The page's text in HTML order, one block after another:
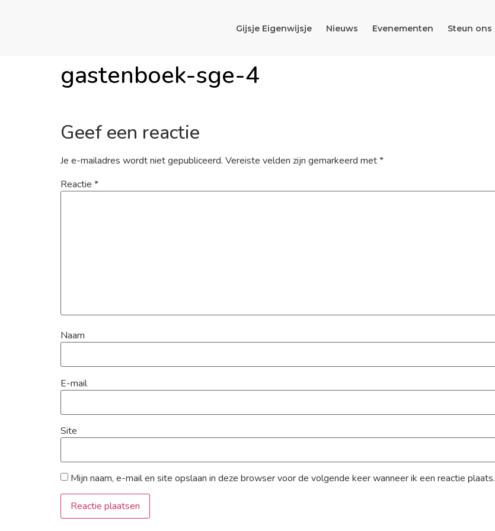
Gijsje Eigenwijsje Nieuws Evenementen Steun ons
gastenboek-sge-4
Geef een reactie
Je e-mailadres wordt niet gepubliceerd. Vereiste velden zijn gemarkeerd met*
Reactie *
Naam
E-mail
Site
Mijn naam, e-mail en site opslaan in deze browser voor de volgende keer wanneer ik een reactie plaats.